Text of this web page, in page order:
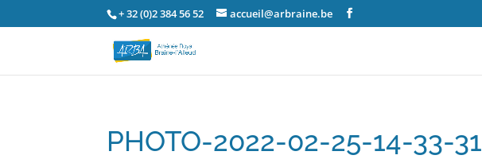
+ 32 (0)2 384 56 52 accueil@arbraine.be
PHOTO-2022-02-25-14-33-31